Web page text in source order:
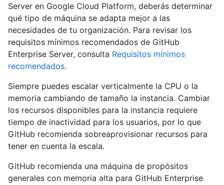
Server en Google Cloud Platform, deberás determinar
qué tipo de máquina se adapta mejor a las
necesidades de tu organización. Para revisar los
requisitos mínimos recomendados de GitHub
Enterprise Server, consulta Requisitos mínimos
recomendados.
Siempre puedes escalar verticalmente la CPU o la
memoria cambiando de tamaño la instancia. Cambiar
los recursos disponibles para la instancia requiere
tiempo de inactividad para los usuarios, por lo que
GitHub recomienda sobreaprovisionar recursos para
tener en cuenta la escala.
GitHub recomienda una máquina de propósitos
generales con memoria alta para GitHub Enterprise